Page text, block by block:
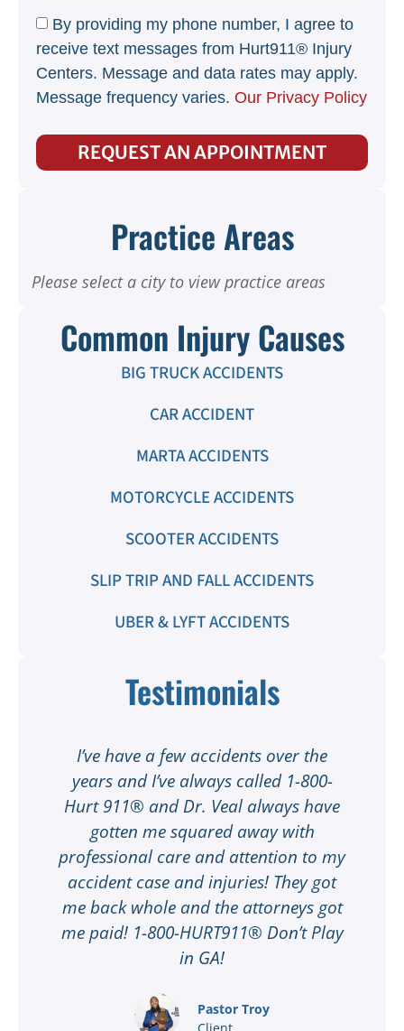
By providing my phone number, I agree to
receive text messages from Hurt911® Injury
Centers. Message and data rates may apply.
Message frequency varies. Our Privacy Policy
REQUEST AN APPOINTMENT
Practice Areas
Please select a city to view practice areas
Common Injury Causes
BIG TRUCK ACCIDENTS
CAR ACCIDENT
MARTA ACCIDENTS
MOTORCYCLE ACCIDENTS
SCOOTER ACCIDENTS
SLIP TRIP AND FALL ACCIDENTS
UBER & LYFT ACCIDENTS
Testimonials
I’ve have a few accidents over the
years and I’ve always called 1-800-
Hurt 911® and Dr. Veal always have
gotten me squared away with
professional care and attention to my
accident case and injuries! They got
me back whole and the attorneys got
me paid! 1-800-HURT911® Don’t Play
in GA!
Pastor Troy
Client